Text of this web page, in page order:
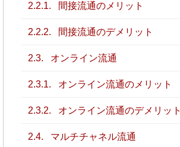
2.2.1. 間接流通のメリット
2.2.2. 間接流通のデメリット
2.3. オンライン流通
2.3.1. オンライン流通のメリット
2.3.2. オンライン流通のデメリット
2.4. マルチチャネル流通